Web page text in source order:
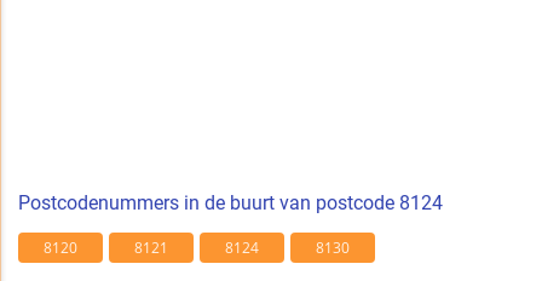
Postcodenummers in de buurt van postcode 8124
8120 8121 8124 8130